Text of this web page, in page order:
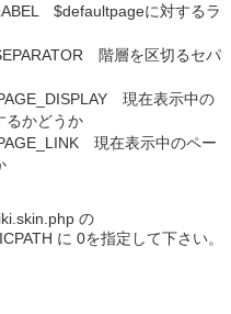
$defaultpageに対するラ
階層を区切るセパ
現在表示中の
るかどうか
現在表示中のペー
の
に 0を指定して下さい。